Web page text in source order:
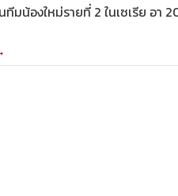
ทีมน้องใหม่รายที่ 2 ในเซเรีย อา